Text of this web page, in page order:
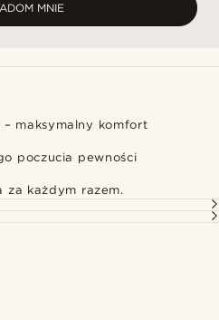
MNIE
– maksymalny komfort
poczucia pewności
za każdym razem.